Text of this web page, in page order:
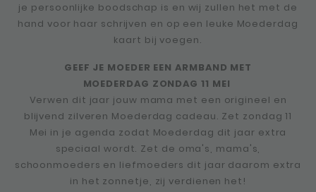
je persoonlijke boodschap is en wij zullen het met de
hand voor haar schrijven en op een leuke Moederdag
kaart bij voegen.
GEEF JE MOEDER EEN ARMBAND MET
MOEDERDAG ZONDAG 11 MEI
Verwen dit jaar jouw mama met een origineel en
blijvend zilveren Moederdag cadeau. Zet zondag 11
Mei in je agenda zodat Moederdag dit jaar extra
speciaal wordt. Zet de oma's, mama's,
schoonmoeders en liefmoeders dit jaar daarom extra
in het zonnetje, zij verdienen het!